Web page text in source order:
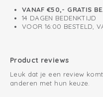
VANAF €50,- GRATIS
14 DAGEN BEDENKTIJD
VOOR 16:00 BESTELD,
Product reviews
Leuk dat je een review
anderen met hun keuze.